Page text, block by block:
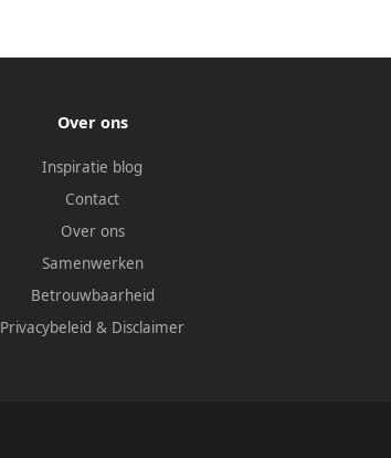
Over ons
Inspiratie blog
Contact
Over ons
Samenwerken
Betrouwbaarheid
Privacybeleid & Disclaimer